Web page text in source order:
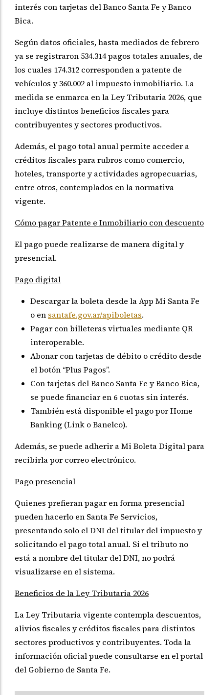
interés con tarjetas del Banco Santa Fe y Banco
Bica.
Según datos oficiales, hasta mediados de febrero
ya se registraron 534.314 pagos totales anuales, de
los cuales 174.312 corresponden a patente de
vehículos y 360.002 al impuesto inmobiliario. La
medida se enmarca en la Ley Tributaria 2026, que
incluye distintos beneficios fiscales para
contribuyentes y sectores productivos.
Además, el pago total anual permite acceder a
créditos fiscales para rubros como comercio,
hoteles, transporte y actividades agropecuarias,
entre otros, contemplados en la normativa
vigente.
Cómo pagar Patente e Inmobiliario con descuento
El pago puede realizarse de manera digital y
presencial.
Pago digital
Descargar la boleta desde la App Mi Santa Fe
o en santafe.gov.ar/apiboletas.
Pagar con billeteras virtuales mediante QR
interoperable.
Abonar con tarjetas de débito o crédito desde
el botón “Plus Pagos”.
Con tarjetas del Banco Santa Fe y Banco Bica,
se puede financiar en 6 cuotas sin interés.
También está disponible el pago por Home
Banking (Link o Banelco).
Además, se puede adherir a Mi Boleta Digital para
recibirla por correo electrónico.
Pago presencial
Quienes prefieran pagar en forma presencial
pueden hacerlo en Santa Fe Servicios,
presentando solo el DNI del titular del impuesto y
solicitando el pago total anual. Si el tributo no
está a nombre del titular del DNI, no podrá
visualizarse en el sistema.
Beneficios de la Ley Tributaria 2026
La Ley Tributaria vigente contempla descuentos,
alivios fiscales y créditos fiscales para distintos
sectores productivos y contribuyentes. Toda la
información oficial puede consultarse en el portal
del Gobierno de Santa Fe.